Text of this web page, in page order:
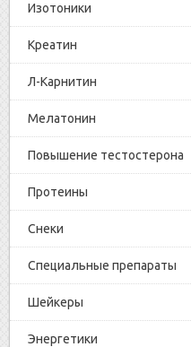
Изотоники
Креатин
Л-Карнитин
Мелатонин
Повышение тестостерона
Протеины
Снеки
Специальные препараты
Шейкеры
Энергетики